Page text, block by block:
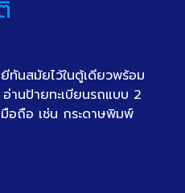
ทันสมัยไว้ในตู้เดียวพร้อม
านป้ายทะเบียนรถแบบ 2
อถือ เช่น กระดาษพิมพ์